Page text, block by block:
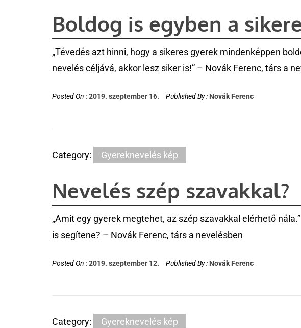
Boldog is egyben a
„Tévedés azt hinni, hogy a sikeres gyerek mindenképpen
nevelés céljává, akkor lesz siker is!” – Novák Ferenc, társ a
Posted On :2019. szeptember 16. Published By : Novák Ferenc
Category: Gyereknevelés kép
Nevelés szép szavakkal?
„Amit egy gyerek megtehet, az szép szavakkal elérhető
is segítene? – Novák Ferenc, társ a nevelésben
Posted On :2019. szeptember 12. Published By : Novák Ferenc
Category: Gyereknevelés kép